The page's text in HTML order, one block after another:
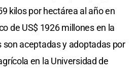
kilos por hectárea al año en
de US$ 1926 millones en la
aceptadas y adoptadas por
en la Universidad de